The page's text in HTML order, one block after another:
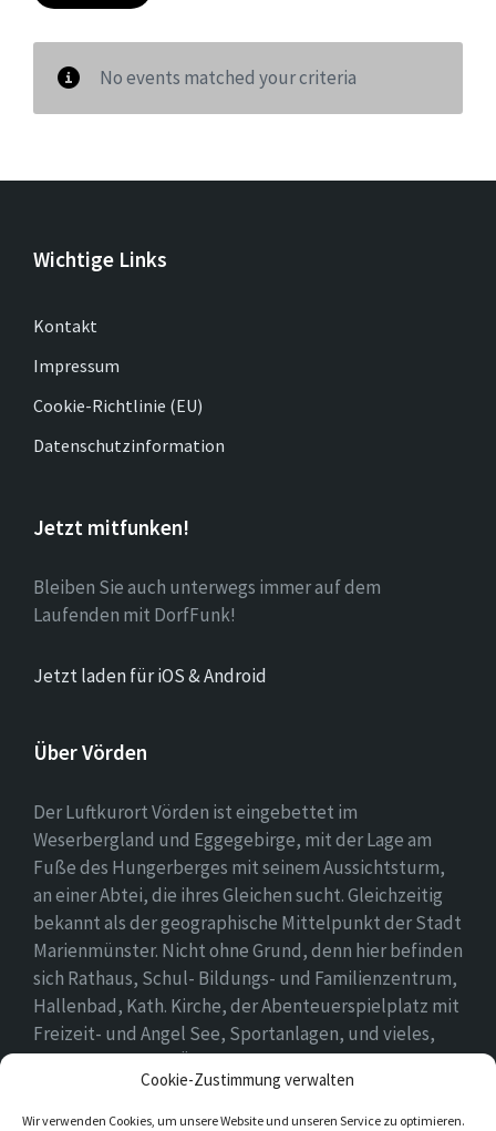
Cookie-Zustimmung verwalten
Wir verwenden Cookies, um unsere Website und unseren Service zu optimieren.
No events matched your criteria
Wichtige Links
Kontakt
Impressum
Cookie-Richtlinie (EU)
Datenschutzinformation
Jetzt mitfunken!
Bleiben Sie auch unterwegs immer auf dem
Laufenden mit DorfFunk!
Jetzt laden für iOS & Android
Über Vörden
Der Luftkurort Vörden ist eingebettet im
Weserbergland und Eggegebirge, mit der Lage am
Fuße des Hungerberges mit seinem Aussichtsturm,
an einer Abtei, die ihres Gleichen sucht. Gleichzeitig
bekannt als der geographische Mittelpunkt der Stadt
Marienmünster. Nicht ohne Grund, denn hier befinden
sich Rathaus, Schul- Bildungs- und Familienzentrum,
Hallenbad, Kath. Kirche, der Abenteuerspielplatz mit
Freizeit- und Angel See, Sportanlagen, und vieles,
vieles mehr. Einen Überblick findet ihr hier auf
unserer Webseite..